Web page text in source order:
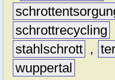
schrottrecycling
stahlschrott ,
wuppertal